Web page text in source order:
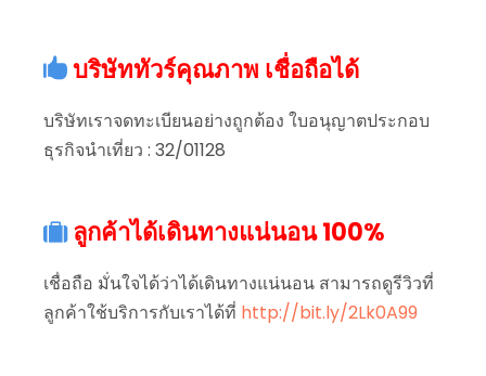
บริษัททัวร์คุณภาพ เชื่อถือได้
บริษัทเราจดทะเบียนอย่างถูกต้อง ใบอนุญาตประกอบ
ธุรกิจนำเที่ยว : 32/01128
ลูกค้าได้เดินทางแน่นอน 100%
เชื่อถือ มั่นใจได้ว่าได้เดินทางแน่นอน สามารถดูรีวิวที่
ลูกค้าใช้บริการกับเราได้ที่ http://bit.ly/2Lk0A99